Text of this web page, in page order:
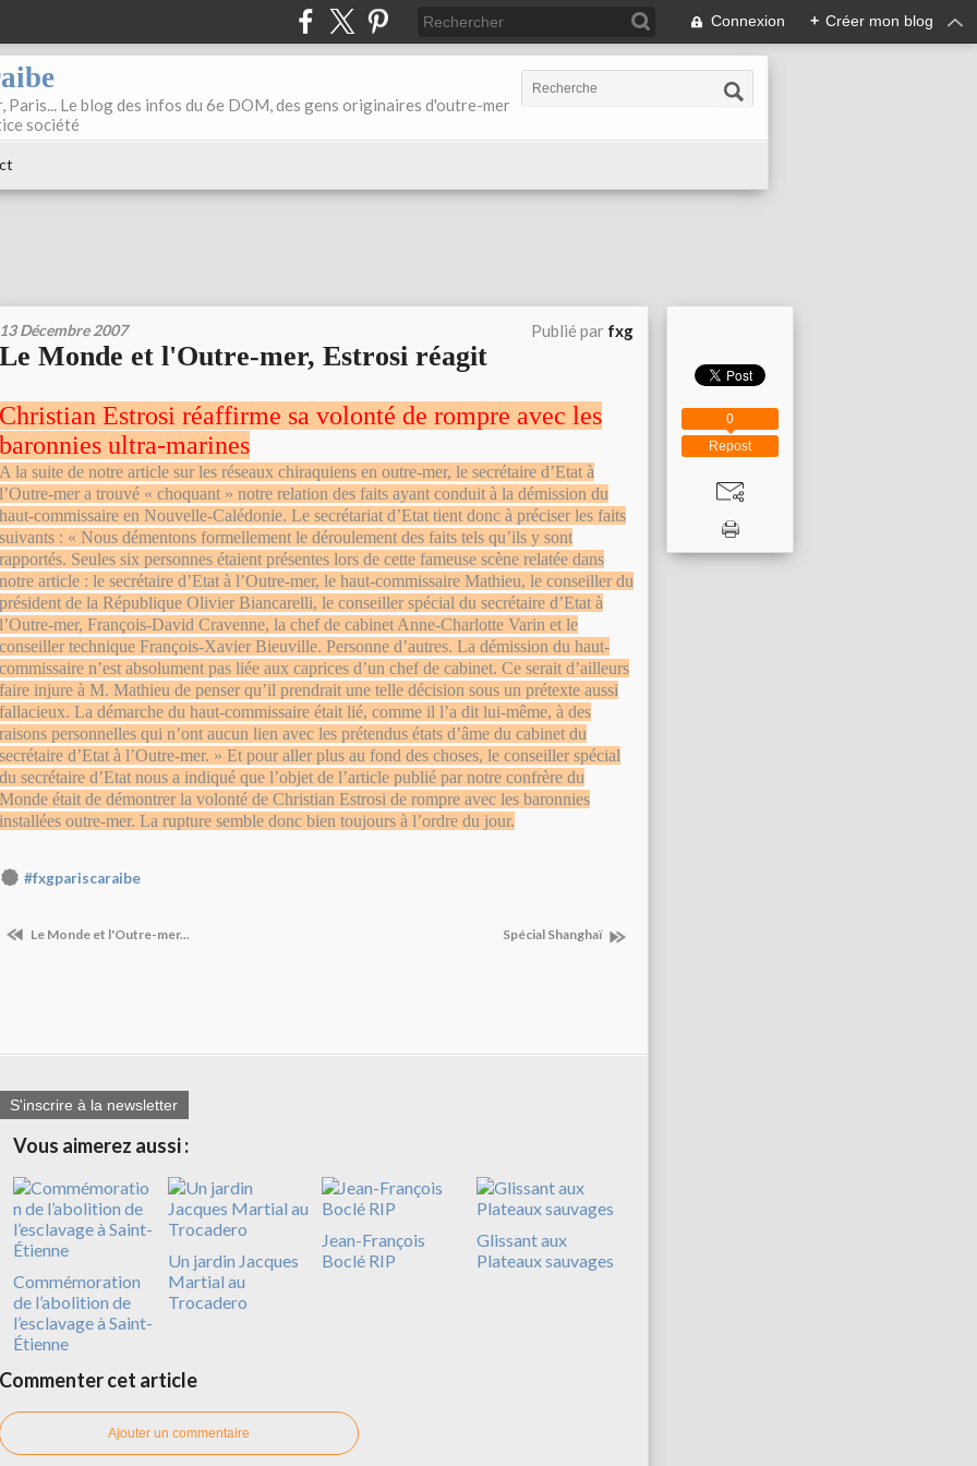
Connexion + Créer mon blog
Paris... Le blog des infos du 6e DOM, des gens originaires d'outre-mer
société
13 Décembre 2007 Publié par fxg
Le Monde et l'Outre-mer, Estrosi réagit
Christian Estrosi réaffirme sa volonté de rompre avec les
baronnies ultra-marines
A la suite de notre article sur les réseaux chiraquiens en outre-mer, le secrétaire d’Etat à
l’Outre-mer a trouvé « choquant » notre relation des faits ayant conduit à la démission du
haut-commissaire en Nouvelle-Calédonie. Le secrétariat d’Etat tient donc à préciser les faits
suivants : « Nous démentons formellement le déroulement des faits tels qu’ils y sont
rapportés. Seules six personnes étaient présentes lors de cette fameuse scène relatée dans
notre article : le secrétaire d’Etat à l’Outre-mer, le haut-commissaire Mathieu, le conseiller du
président de la République Olivier Biancarelli, le conseiller spécial du secrétaire d’Etat à
l’Outre-mer, François-David Cravenne, la chef de cabinet Anne-Charlotte Varin et le
conseiller technique François-Xavier Bieuville. Personne d’autres. La démission du haut-
commissaire n’est absolument pas liée aux caprices d’un chef de cabinet. Ce serait d’ailleurs
faire injure à M. Mathieu de penser qu’il prendrait une telle décision sous un prétexte aussi
fallacieux. La démarche du haut-commissaire était lié, comme il l’a dit lui-même, à des
raisons personnelles qui n’ont aucun lien avec les prétendus états d’âme du cabinet du
secrétaire d’Etat à l’Outre-mer. » Et pour aller plus au fond des choses, le conseiller spécial
du secrétaire d’Etat nous a indiqué que l’objet de l’article publié par notre confrère du
Monde était de démontrer la volonté de Christian Estrosi de rompre avec les baronnies
installées outre-mer. La rupture semble donc bien toujours à l’ordre du jour.
#fxgpariscaraibe
Le Monde et l'Outre-mer... Spécial Shanghaï
S'inscrire à la newsletter
Vous aimerez aussi :
Commémoration
de l’abolition de
l’esclavage à Saint-
Étienne
Un jardin Jacques
Martial au
Trocadero
Jean-François
Boclé RIP
Glissant aux
Plateaux sauvages
Commenter cet article
Ajouter un commentaire
Repost
0